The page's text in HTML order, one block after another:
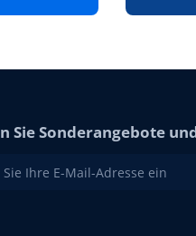
Sie Sonderangebote